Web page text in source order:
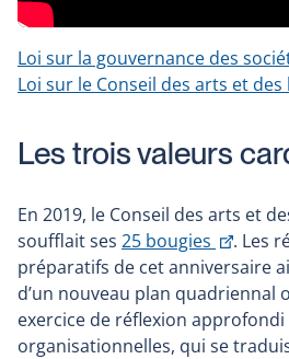
Loi sur la gouvernance des
Loi sur le Conseil des arts et
Les trois valeurs
En 2019, le Conseil des arts et
soufflait ses 25 bougies
Ce
lien
dans
une
. Les
préparatifs de cet anniversaire
d’un nouveau plan quadriennal
exercice de réflexion
organisationnelles, qui se